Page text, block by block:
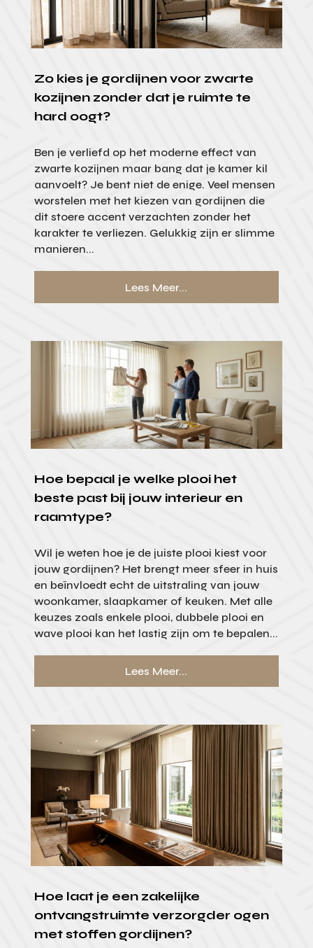
Zo kies je gordijnen voor zwarte
kozijnen zonder dat je ruimte te
hard oogt?
Ben je verliefd op het moderne effect van
zwarte kozijnen maar bang dat je kamer kil
aanvoelt? Je bent niet de enige. Veel mensen
worstelen met het kiezen van gordijnen die
dit stoere accent verzachten zonder het
karakter te verliezen. Gelukkig zijn er slimme
manieren...
Lees Meer...
Hoe bepaal je welke plooi het
beste past bij jouw interieur en
raamtype?
Wil je weten hoe je de juiste plooi kiest voor
jouw gordijnen? Het brengt meer sfeer in huis
en beïnvloedt echt de uitstraling van jouw
woonkamer, slaapkamer of keuken. Met alle
keuzes zoals enkele plooi, dubbele plooi en
wave plooi kan het lastig zijn om te bepalen...
Lees Meer...
Hoe laat je een zakelijke
ontvangstruimte verzorgder ogen
met stoffen gordijnen?